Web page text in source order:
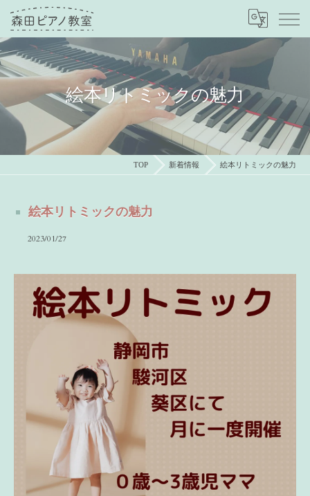
絵本リトミックの魅力
TOP 新着情報 絵本リトミックの魅力
絵本リトミックの魅力
2023/01/27